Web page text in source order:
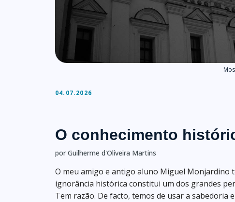
04.07.2026
O conhecimento
por Guilherme d'Oliveira Martins
O meu amigo e antigo aluno Miguel Monjardino
ignorância histórica constitui um dos grandes
Tem razão. De facto, temos de usar a sabedoria